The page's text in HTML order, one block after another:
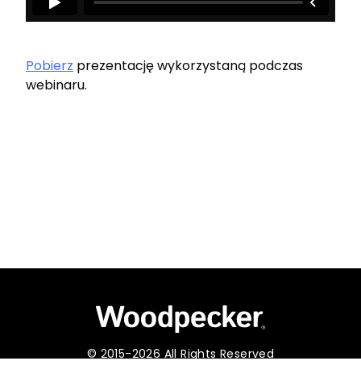
Pobierz prezentację wykorzystaną podczas
webinaru.
© 2015-2026 All Rights Reserved